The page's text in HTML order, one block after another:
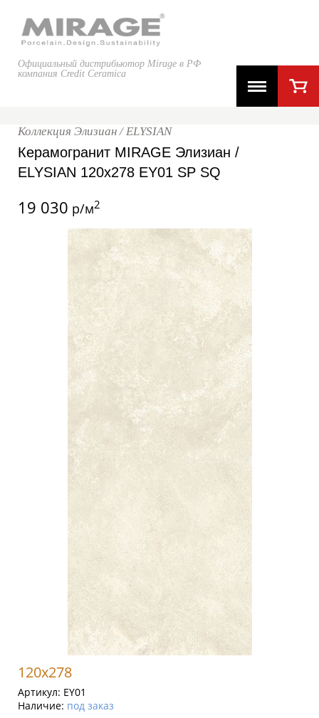
Официальный дистрибьютор Mirage в РФ
компания Credit Ceramica
Коллекция Элизиан / ELYSIAN
Керамогранит MIRAGE Элизиан /
ELYSIAN 120x278 EY01 SP SQ
19 030 р/м2
120x278
Артикул: EY01
Наличие: под заказ